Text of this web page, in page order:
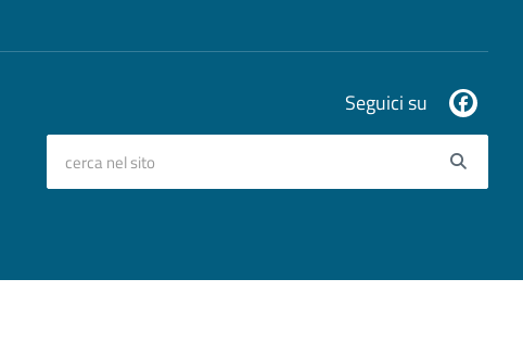
Seguici su